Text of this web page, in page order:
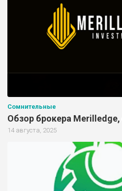
Сомнительные
Обзор брокера
14 августа, 2025